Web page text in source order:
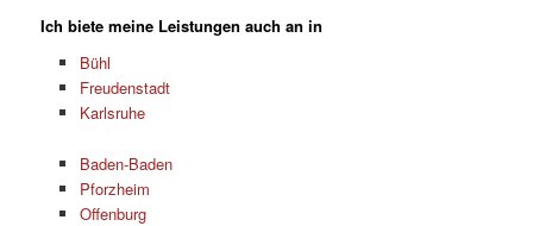
Ich biete meine Leistungen auch an in
Bühl
Freudenstadt
Karlsruhe
Baden-Baden
Pforzheim
Offenburg